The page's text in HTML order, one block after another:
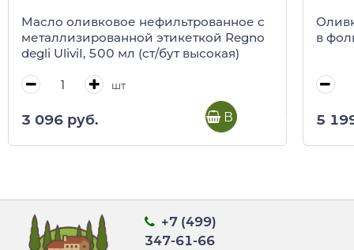
Масло оливковое нефильтрованное с
металлизированной этикеткой Regno
degli UliviI, 500 мл (ст/бут высокая)
шт
3 096 руб. В корзину
в
5
+7 (499)
347-61-66